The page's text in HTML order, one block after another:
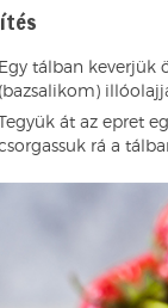
Egy tálban keverjük
(bazsalikom)
Tegyük át az epret
rá a